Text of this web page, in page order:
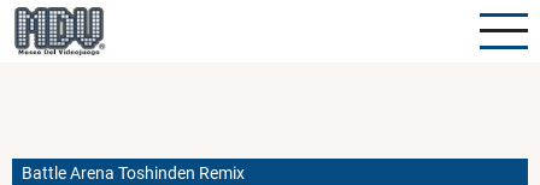
Pasar
al
Battle Arena Toshinden Remix